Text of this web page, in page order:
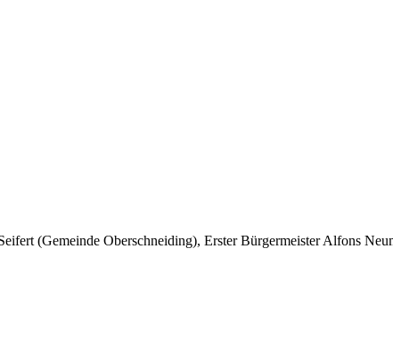
(Gemeinde Oberschneiding), Erster Bürgermeister Alfons